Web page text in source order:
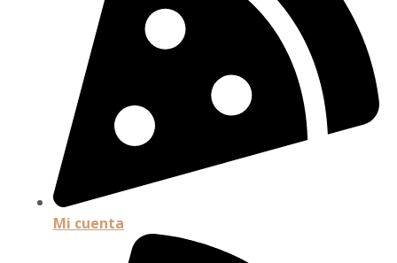
Mi cuenta